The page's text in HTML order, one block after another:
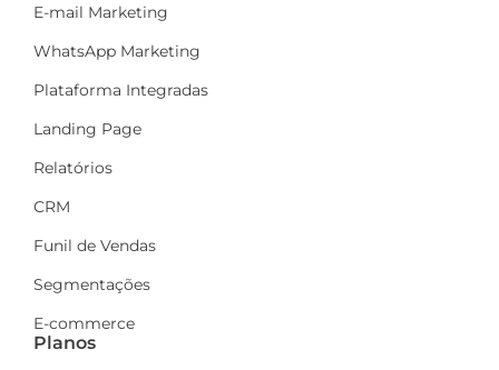
E-mail Marketing
WhatsApp Marketing
Plataforma Integradas
Landing Page
Relatórios
CRM
Funil de Vendas
Segmentações
E-commerce
Planos